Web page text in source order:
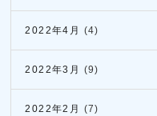
2022年4月 (4)
2022年3月 (9)
2022年2月 (7)